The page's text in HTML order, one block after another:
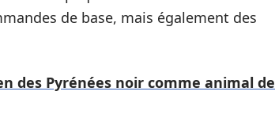
de base, mais également des
des Pyrénées noir comme animal de